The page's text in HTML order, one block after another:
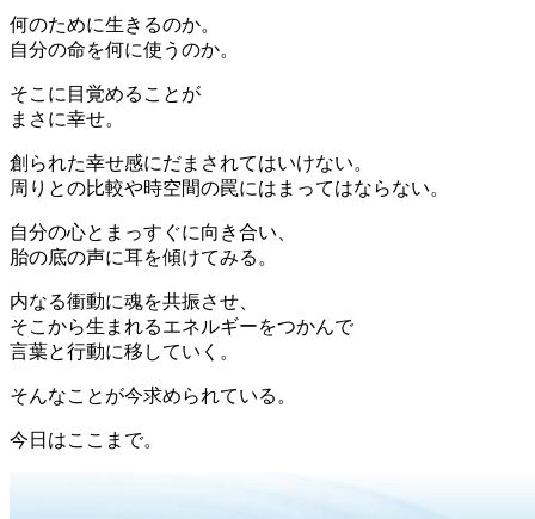
何のために生きるのか。
自分の命を何に使うのか。
そこに目覚めることが
まさに幸せ。
創られた幸せ感にだまされてはいけない。
周りとの比較や時空間の罠にはまってはならない。
自分の心とまっすぐに向き合い、
胎の底の声に耳を傾けてみる。
内なる衝動に魂を共振させ、
そこから生まれるエネルギーをつかんで
言葉と行動に移していく。
そんなことが今求められている。
今日はここまで。